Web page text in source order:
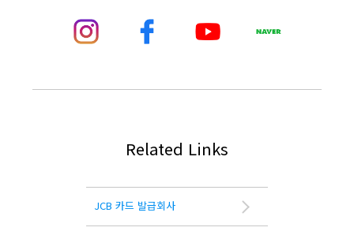
Related Links
JCB 카드 발급회사